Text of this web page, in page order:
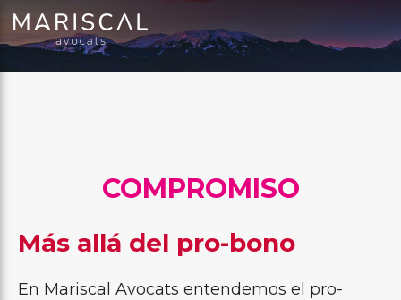
COMPROMISO
Más allá del pro-bono
En Mariscal Avocats entendemos el pro-